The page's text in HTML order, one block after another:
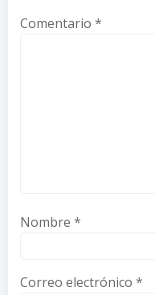
Comentario *
Nombre *
Correo electrónico *